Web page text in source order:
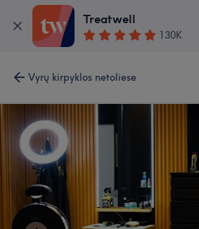
Treatwell
130K
Vyrų kirpyklos netoliese